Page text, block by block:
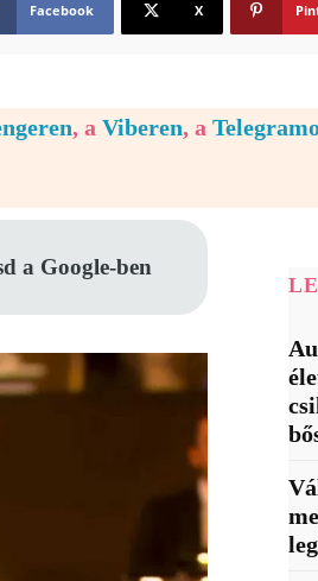
Facebook X
, a Viberen, a
a Google-ben